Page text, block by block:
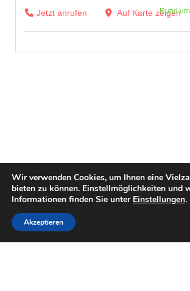
Jetzt anrufen
Auf Karte zeigen
Rund
Wir verwenden Cookies, um Ihnen eine
bieten zu können. Einstellmöglichkeiten und
Informationen finden Sie unter Einstellungen.
Akzeptieren